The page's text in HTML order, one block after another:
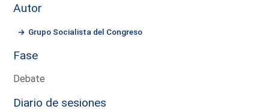
Autor
Grupo Socialista del Congreso
Fase
Debate
Diario de sesiones